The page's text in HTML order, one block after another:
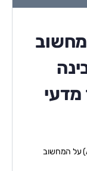
המאמר עוסק בהשפעת הבינה המלאכותית (AI) על המחשוב